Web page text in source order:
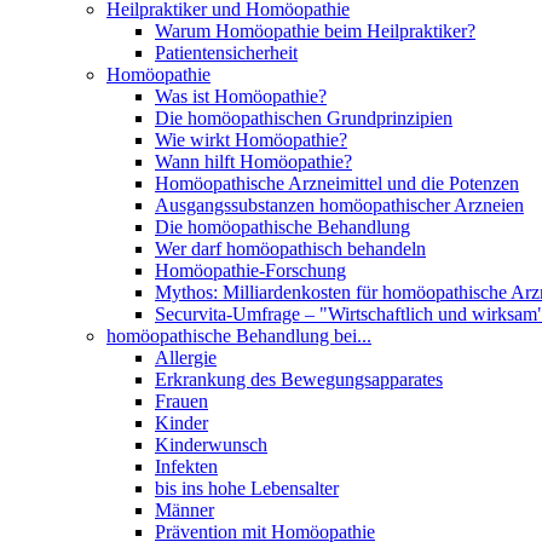
Heilpraktiker und Homöopathie
Warum Homöopathie beim Heilpraktiker?
Patientensicherheit
Homöopathie
Was ist Homöopathie?
Die homöopathischen Grundprinzipien
Wie wirkt Homöopathie?
Wann hilft Homöopathie?
Homöopathische Arzneimittel und die Potenzen
Ausgangssubstanzen homöopathischer Arzneien
Die homöopathische Behandlung
Wer darf homöopathisch behandeln
Homöopathie-Forschung
Mythos: Milliardenkosten für homöopathische
Securvita-Umfrage – "Wirtschaftlich und
homöopathische Behandlung bei...
Allergie
Erkrankung des Bewegungsapparates
Frauen
Kinder
Kinderwunsch
Infekten
bis ins hohe Lebensalter
Männer
Prävention mit Homöopathie